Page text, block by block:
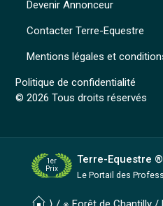
Mentions légales et
Politique de confidentialité
© 2026 Tous droits réservés
Devenir Annonceur
Contacter Terre-Equestre
1er
Prix
Terre-Equestre ®
Le Portail des